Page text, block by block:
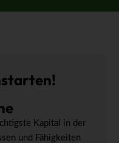
Kapital in der
und Fähigkeiten